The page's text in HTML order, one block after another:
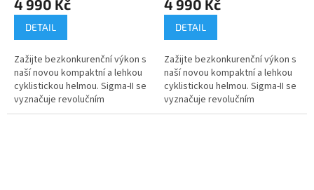
4 990 Kč
DETAIL
Zažijte bezkonkurenční výkon s
naší novou kompaktní a lehkou
cyklistickou helmou. Sigma-II se
vyznačuje revolučním
magnetickým systémem
4 990 Kč
DETAIL
Zažijte bezkonkurenční výkon s
naší novou kompaktní a lehkou
cyklistickou helmou. Sigma-II se
vyznačuje revolučním
magnetickým systémem